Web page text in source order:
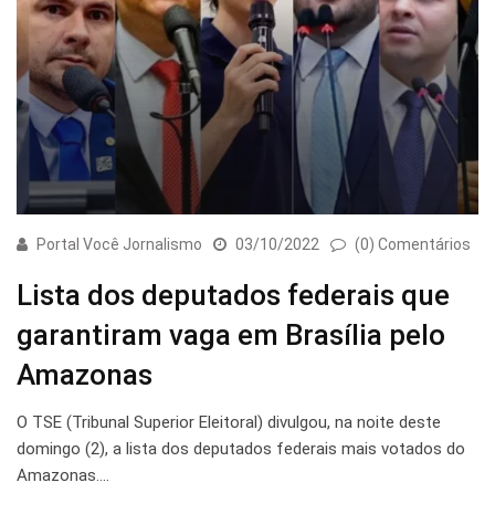
Portal Você Jornalismo 03/10/2022 (0) Comentários
Lista dos deputados federais que
garantiram vaga em Brasília pelo
Amazonas
O TSE (Tribunal Superior Eleitoral) divulgou, na noite deste
domingo (2), a lista dos deputados federais mais votados do
Amazonas.…